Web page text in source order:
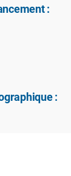
:
: